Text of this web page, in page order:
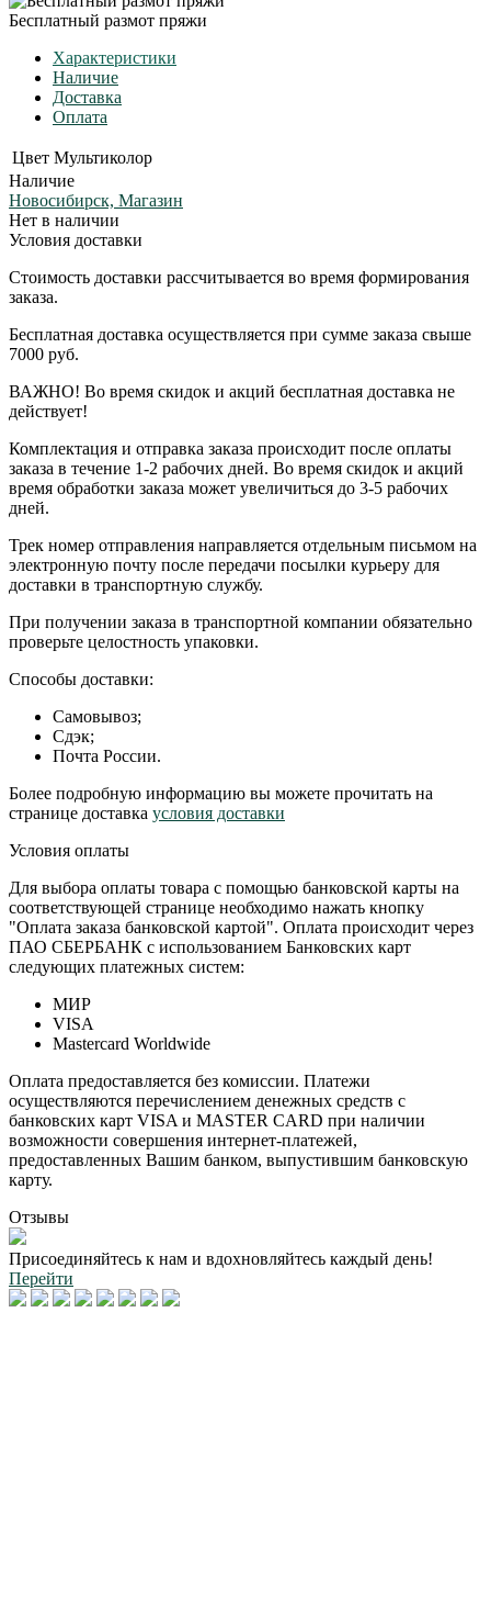
Бесплатный размот пряжи
Характеристики
Наличие
Доставка
Оплата
Цвет Мультиколор
Наличие
Новосибирск, Магазин
Нет в наличии
Условия доставки
Стоимость доставки рассчитывается во время формирования
заказа.
Бесплатная доставка осуществляется при сумме заказа свыше
7000 руб.
ВАЖНО! Во время скидок и акций бесплатная доставка не
действует!
Комплектация и отправка заказа происходит после оплаты
заказа в течение 1-2 рабочих дней. Во время скидок и акций
время обработки заказа может увеличиться до 3-5 рабочих
дней.
Трек номер отправления направляется отдельным письмом на
электронную почту после передачи посылки курьеру для
доставки в транспортную службу.
При получении заказа в транспортной компании обязательно
проверьте целостность упаковки.
Способы доставки:
Самовывоз;
Сдэк;
Почта России.
Более подробную информацию вы можете прочитать на
странице доставка условия доставки
Условия оплаты
Для выбора оплаты товара с помощью банковской карты на
соответствующей странице необходимо нажать кнопку
"Оплата заказа банковской картой". Оплата происходит через
ПАО СБЕРБАНК с использованием Банковских карт
следующих платежных систем:
МИР
VISA
Mastercard Worldwide
Оплата предоставляется без комиссии. Платежи
осуществляются перечислением денежных средств с
банковских карт VISA и MASTER CARD при наличии
возможности совершения интернет-платежей,
предоставленных Вашим банком, выпустившим банковскую
карту.
Отзывы
Присоединяйтесь к нам и вдохновляйтесь каждый день!
Перейти